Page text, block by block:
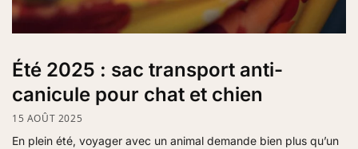
Été 2025 : sac transport anti-
canicule pour chat et chien
15 AOÛT 2025
En plein été, voyager avec un animal demande bien plus qu’un